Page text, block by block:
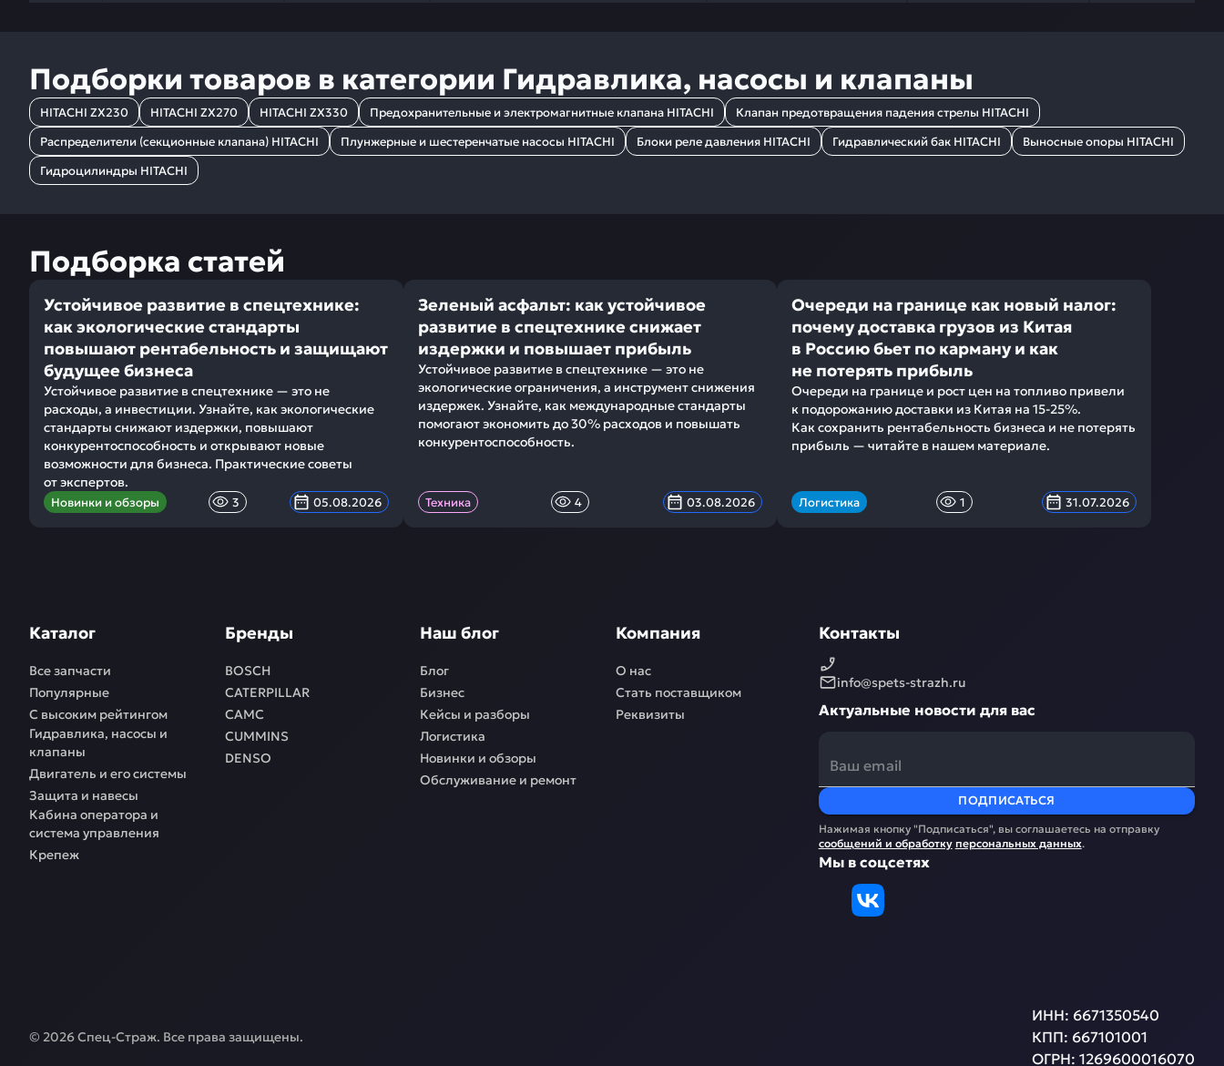
Подборки товаров в категории Гидравлика, насосы и клапаны
HITACHI ZX230 HITACHI ZX270 HITACHI ZX330 Предохранительные и электромагнитные клапана HITACHI
Клапан предотвращения падения стрелы HITACHI
Распределители (секционные клапана) HITACHI
Плунжерные и шестеренчатые насосы HITACHI Блоки реле давления HITACHI Гидравлический бак HITACHI
Выносные опоры HITACHI
Гидроцилиндры HITACHI
Подборка статей
Устойчивое развитие в спецтехнике:
как экологические стандарты
повышают рентабельность и защищают
будущее бизнеса
Устойчивое развитие в спецтехнике — это не
расходы, а инвестиции. Узнайте, как экологические
стандарты снижают издержки, повышают
конкурентоспособность и открывают новые
возможности для бизнеса. Практические советы
от экспертов.
Новинки и обзоры 3 05.08.2026
Зеленый асфальт: как устойчивое
развитие в спецтехнике снижает
издержки и повышает прибыль
Устойчивое развитие в спецтехнике — это не
экологические ограничения, а инструмент снижения
издержек. Узнайте, как международные стандарты
помогают экономить до 30% расходов и повышать
конкурентоспособность.
Техника 4 03.08.2026
Очереди на границе как новый налог:
почему доставка грузов из Китая
в Россию бьет по карману и как
не потерять прибыль
Очереди на границе и рост цен на топливо привели
к подорожанию доставки из Китая на 15-25%.
Как сохранить рентабельность бизнеса и не потерять
прибыль — читайте в нашем материале.
Логистика 1 31.07.2026
Каталог
Все запчасти
Популярные
С высоким рейтингом
Гидравлика, насосы и
клапаны
Двигатель и его системы
Защита и навесы
Кабина оператора и
система управления
Крепеж
Бренды
BOSCH
CATERPILLAR
CAMC
CUMMINS
DENSO
Наш блог
Блог
Бизнес
Кейсы и разборы
Логистика
Новинки и обзоры
Обслуживание и ремонт
Компания
О нас
Стать поставщиком
Реквизиты
Контакты
info@spets-strazh.ru
Актуальные новости для вас
ПОДПИСАТЬСЯ
Нажимая кнопку "Подписаться", вы соглашаетесь на отправку
сообщений и обработку персональных данных.
Мы в соцсетях
© 2026Спец-Страж. Все права защищены.
ИНН: 6671350540
КПП: 667101001
ОГРН: 1269600016070